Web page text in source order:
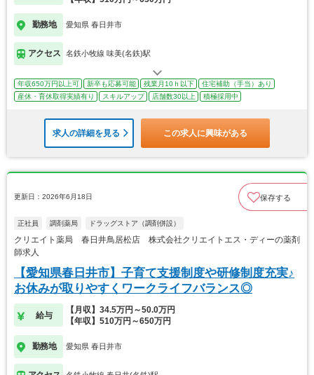
勤務地 愛知県 春日井市
アクセス 名鉄小牧線 味美(名鉄)駅
年収650万円以上可 新卒も応募可能 残業月10ｈ以下
住宅補助（手当）あり
産休・育休取得実績有り
スキルアップ 店舗数30以上 積極採用中
求人の詳細を見る この求人に興味がある
更新日：2026年6月18日 保存する
正社員 調剤薬局 ドラッグストア（調剤併設）
クリエイト薬局 春日井鳥居松店 株式会社クリエイトエス・ディーの薬剤
師求人
【愛知県春日井市】子育て支援制度や研修制度充実♪
お休みが取りやすくワークライフバランス◎
給与
【月収】34.5万円～50.0万円
【年収】510万円～650万円
勤務地 愛知県 春日井市